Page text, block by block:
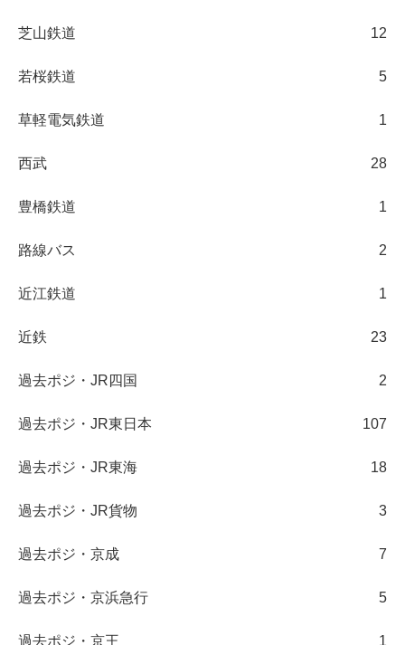
芝山鉄道 12
若桜鉄道 5
草軽電気鉄道 1
西武 28
豊橋鉄道 1
路線バス 2
近江鉄道 1
近鉄 23
過去ポジ・JR四国 2
過去ポジ・JR東日本 107
過去ポジ・JR東海 18
過去ポジ・JR貨物 3
過去ポジ・京成 7
過去ポジ・京浜急行 5
過去ポジ・京王 1